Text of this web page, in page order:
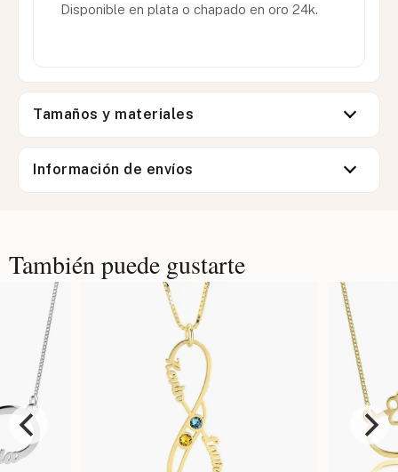
Disponible en plata o chapado en oro 24k.
Tamaños y materiales
Información de envíos
También puede gustarte